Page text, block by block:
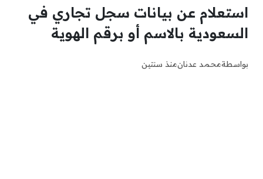
استعلام عن بيانات سجل تجاري في
السعودية بالاسم أو برقم الهوية
بواسطةمحمد عدنانمنذ سنتين